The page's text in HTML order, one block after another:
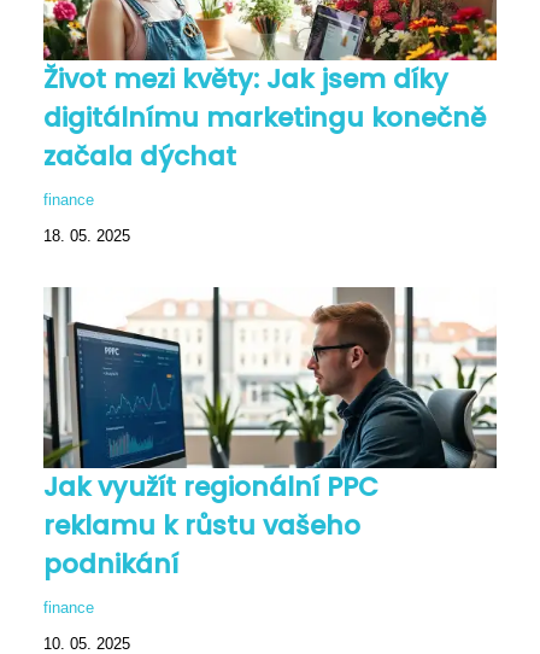
Život mezi květy: Jak jsem díky
digitálnímu marketingu konečně
začala dýchat
finance
18. 05. 2025
Jak využít regionální PPC
reklamu k růstu vašeho
podnikání
finance
10. 05. 2025